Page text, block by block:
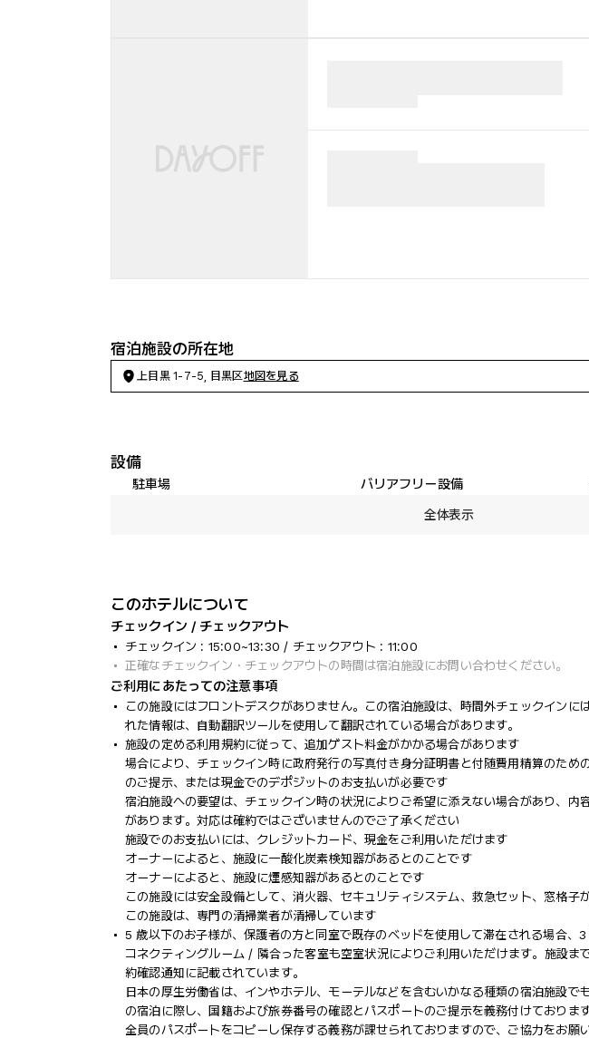
宿泊施設の所在地
上目黒 1-7-5, 目黒区地図を見る
設備
駐車場 バリアフリー設備
全体表示
このホテルについて
チェックイン / チェックアウト
チェックイン : 15:00~13:30 / チェックアウト : 11:00
正確なチェックイン・チェックアウトの時間は宿泊施設にお問い合わせください。
ご利用にあたっての注意事項
この施設にはフロントデスクがありません。この宿泊施設は、時間外チェックインに
れた情報は、自動翻訳ツールを使用して翻訳されている場合があります。
施設の定める利用規約に従って、追加ゲスト料金がかかる場合があります
場合により、チェックイン時に政府発行の写真付き身分証明書と付随費用精算のため
のご提示、または現金でのデポジットのお支払いが必要です
宿泊施設への要望は、チェックイン時の状況によりご希望に添えない場合があり、内
があります。対応は確約ではございませんのでご了承ください
施設でのお支払いには、クレジットカード、現金をご利用いただけます
オーナーによると、施設に一酸化炭素検知器があるとのことです
オーナーによると、施設に煙感知器があるとのことです
この施設には安全設備として、消火器、セキュリティシステム、救急セット、窓格子
この施設は、専門の清掃業者が清掃しています
5 歳以下のお子様が、保護者の方と同室で既存のベッドを使用して滞在される場合、3
コネクティングルーム / 隣合った客室も空室状況によりご利用いただけます。施設ま
約確認通知に記載されています。
日本の厚生労働省は、インやホテル、モーテルなどを含むいかなる種類の宿泊施設で
の宿泊に際し、国籍および旅券番号の確認とパスポートのご提示を義務付け​ておりま
全員のパスポートをコピーし保存する義務が課せられておりますの​で、ご協力をお願